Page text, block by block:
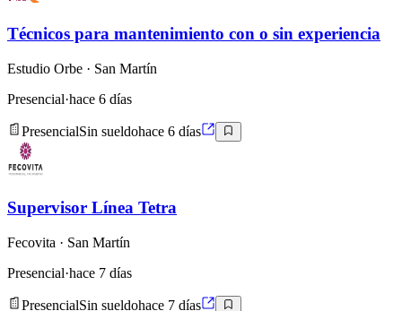
Técnicos para mantenimiento con o sin experiencia
Estudio Orbe · San Martín
Presencial·hace 6 días
PresencialSin sueldohace 6 días
Supervisor Línea Tetra
Fecovita · San Martín
Presencial·hace 7 días
PresencialSin sueldohace 7 días